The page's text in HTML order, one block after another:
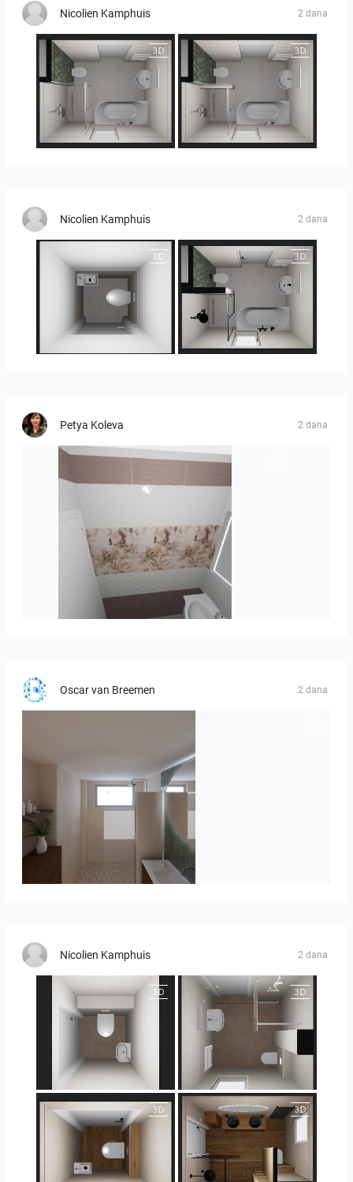
Nicolien Kamphuis 2 dana
25-5014 bnr. 3.10 25-5014 bnr. 3.10
Nicolien Kamphuis 2 dana
25-5014 bnr. 3.10 25-5014 bnr. 3.10
Petya Koleva 2 dana
viola_brown-01
Oscar van Breemen 2 dana
Badkamerhuis
Nicolien Kamphuis 2 dana
25-5004 bnr. 44 25-5004 bnr. 44